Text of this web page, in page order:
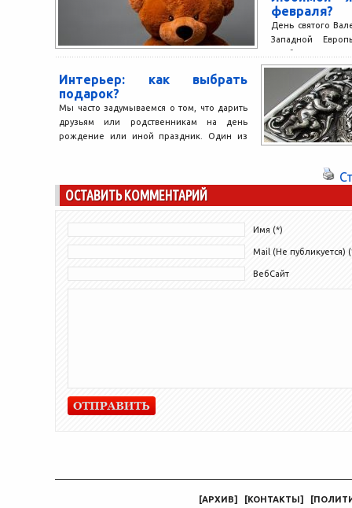
февраля?
День святого
Западной
влюбленные
незабываемый
Интерьер: как выбрать
подарок?
Мы часто задумываемся о том, что дарить
друзьям или родственникам на день
рождение или иной праздник. Один из
ОСТАВИТЬ КОММЕНТАРИЙ
Имя (*)
Mail (Не публикуется)
ВебСайт
[АРХИВ] [КОНТАКТЫ] [